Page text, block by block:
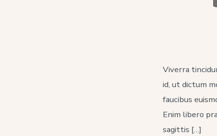
Viverra
id, ut dictum
faucibus
Enim libero
sagittis […]